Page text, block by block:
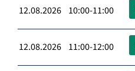
12.08.2026 10:00-11:00
12.08.2026 11:00-12:00